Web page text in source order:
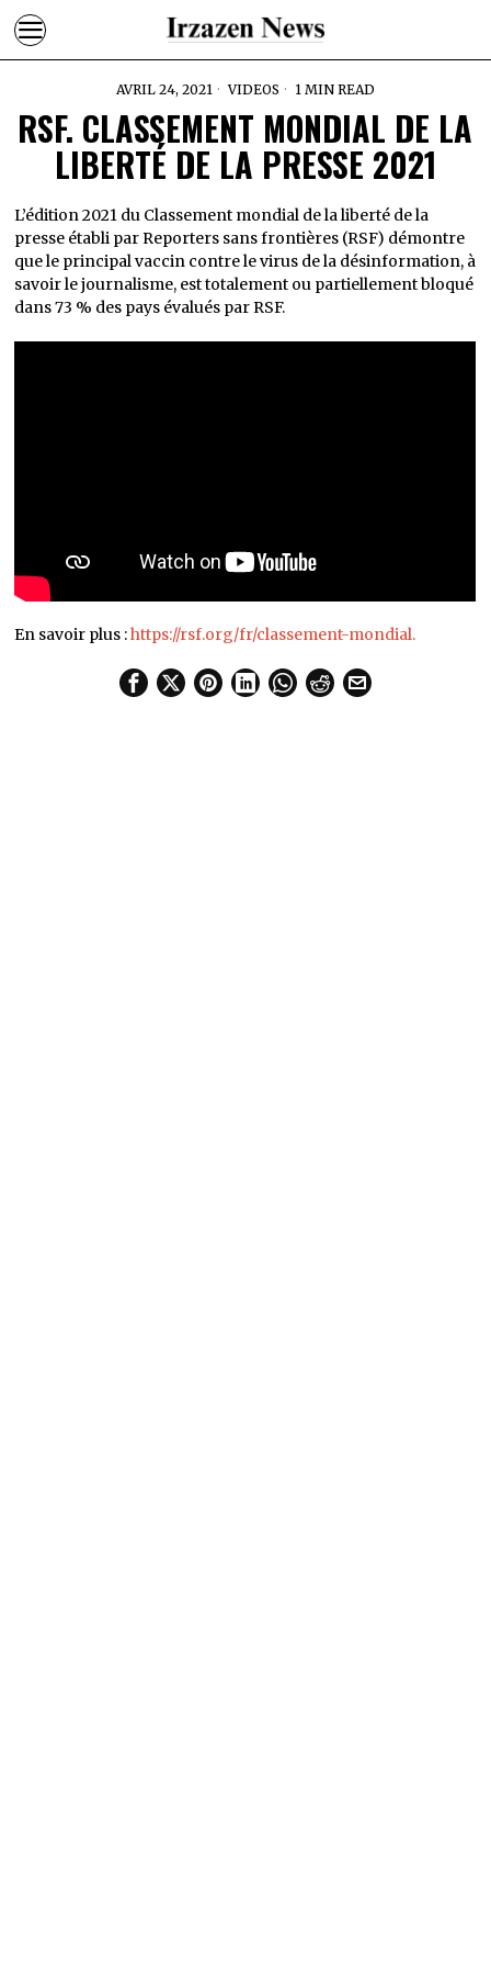
AVRIL 24, 2021 VIDEOS 1 MIN READ
RSF. CLASSEMENT MONDIAL DE LA
LIBERTÉ DE LA PRESSE 2021
L’édition 2021 du Classement mondial de la liberté de la
presse établi par Reporters sans frontières (RSF) démontre
que le principal vaccin contre le virus de la désinformation, à
savoir le journalisme, est totalement ou partiellement bloqué
dans 73 % des pays évalués par RSF.
En savoir plus :https://rsf.org/fr/classement-mondial.